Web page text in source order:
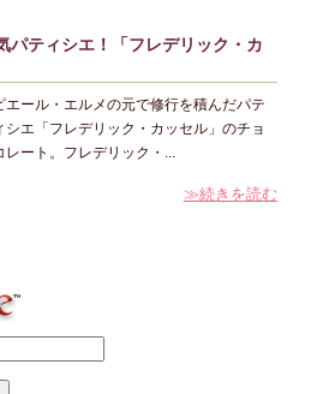
パティシエ！「フレデリック・カ
エール・エルメの元で修行を積んだパテ
シエ「フレデリック・カッセル」のチョ
レート。フレデリック・...
≫続きを読む